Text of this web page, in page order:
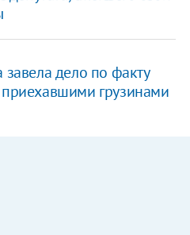
дело по факту
грузинами